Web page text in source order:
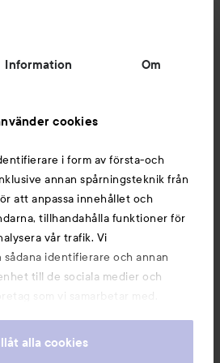
Information Om
cookies
i form av första-och
annan spårningsteknik från
att anpassa innehållet och
tillhandahålla funktioner för
vår trafik. Vi
identifierare och annan
till de sociala medier och
som vi samarbetar med.
tillhandahållit eller som de har
alla cookies
gillar